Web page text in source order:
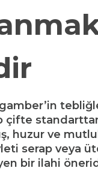
çifte
huzur ve
serap veya
bir ilahi